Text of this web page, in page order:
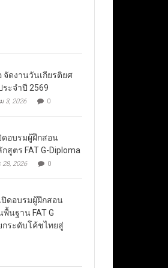
จัดงานวันเกียรติยศ
ะจำปี 2569
3, 2026 0
ดอบรมผู้ฝึกสอน
สูตร FAT G-Diploma
2026 0
ปิดอบรมผู้ฝึกสอน
นฐาน FAT G
กระดับโค้ชไทยสู่